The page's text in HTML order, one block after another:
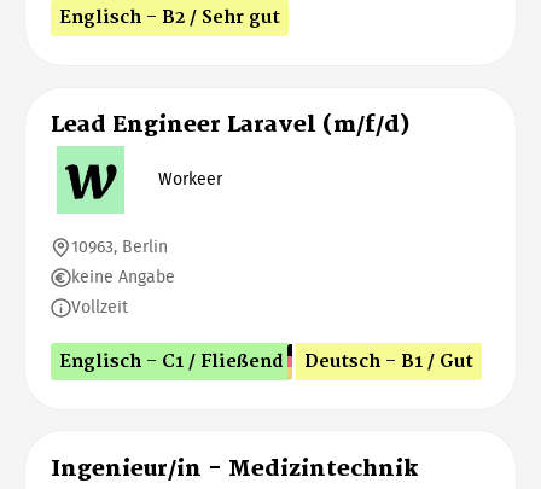
Englisch - B2 / Sehr gut
Lead Engineer Laravel (m/f/d)
Workeer
10963, Berlin
keine Angabe
Vollzeit
Englisch - C1 / Fließend Deutsch - B1 / Gut
Ingenieur/in - Medizintechnik